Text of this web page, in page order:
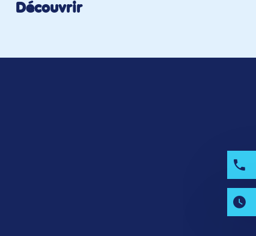
Découvrir